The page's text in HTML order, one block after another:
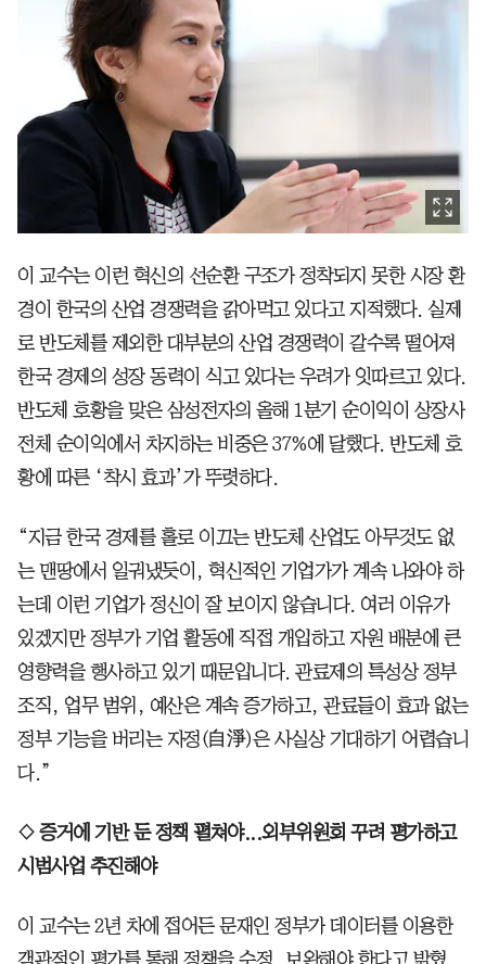
이 교수는 이런 혁신의 선순환 구조가 정착되지 못한 시장 환
경이 한국의 산업 경쟁력을 갉아먹고 있다고 지적했다. 실제
로 반도체를 제외한 대부분의 산업 경쟁력이 갈수록 떨어져
한국 경제의 성장 동력이 식고 있다는 우려가 잇따르고 있다.
반도체 호황을 맞은 삼성전자의 올해 1분기 순이익이 상장사
전체 순이익에서 차지하는 비중은 37%에 달했다. 반도체 호
황에 따른 ‘착시 효과’가 뚜렷하다.
“지금 한국 경제를 홀로 이끄는 반도체 산업도 아무것도 없
는 맨땅에서 일궈냈듯이, 혁신적인 기업가가 계속 나와야 하
는데 이런 기업가 정신이 잘 보이지 않습니다. 여러 이유가
있겠지만 정부가 기업 활동에 직접 개입하고 자원 배분에 큰
영향력을 행사하고 있기 때문입니다. 관료제의 특성상 정부
조직, 업무 범위, 예산은 계속 증가하고, 관료들이 효과 없는
정부 기능을 버리는 자정(自淨)은 사실상 기대하기 어렵습니
다.”
◇ 증거에 기반 둔 정책 펼쳐야...외부위원회 꾸려 평가하고
시범사업 추진해야
이 교수는 2년 차에 접어든 문재인 정부가 데이터를 이용한
객관적인 평가를 통해 정책을 수정, 보완해야 한다고 밝혔